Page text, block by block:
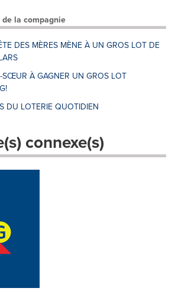
la compagnie
DES MÈRES MÈNE À UN GROS LOT DE
SŒUR À GAGNER UN GROS LOT
DU LOTERIE QUOTIDIEN
connexe(s)